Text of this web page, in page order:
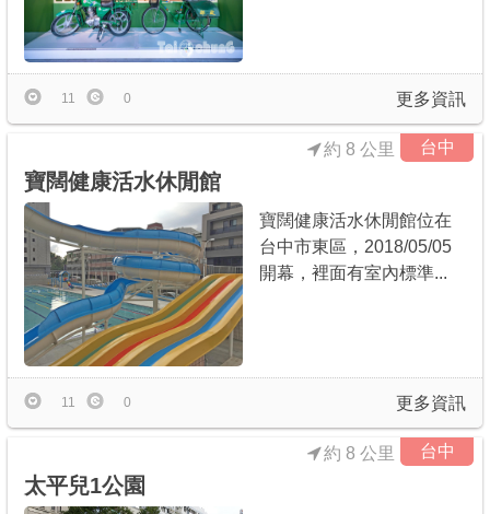
更多資訊
11 0
台中
約 8 公里
寶闊健康活水休閒館
寶闊健康活水休閒館位在
台中市東區，2018/05/05
開幕，裡面有室內標準...
更多資訊
11 0
台中
約 8 公里
太平兒1公園